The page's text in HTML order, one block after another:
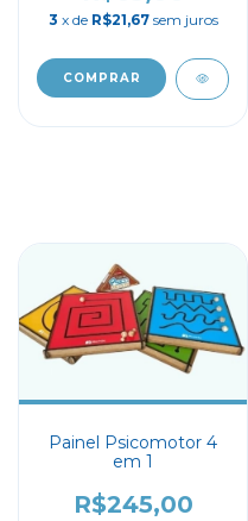
3 x de R$21,67 sem juros
Painel Psicomotor 4
em 1
R$245,00